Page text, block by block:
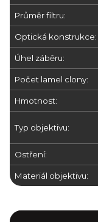
Průměr filtru:
Optická konstrukce:
Úhel záběru:
Počet lamel clony:
Hmotnost:
Typ objektivu:
Ostření:
Materiál objektivu: